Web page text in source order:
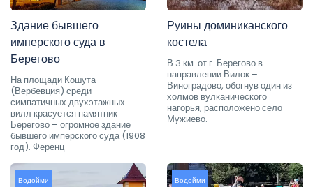
Здание бывшего
имперского суда в
Берегово
На площади Кошута
(Вербевция) среди
симпатичных двухэтажных
вилл красуется памятник
Берегово – огромное здание
бывшего имперского суда (1908
год). Ференц
Руины доминиканского
костела
В 3 км. от г. Берегово в
направлении Вилок –
Виноградово, обогнув один из
холмов вулканического
нагорья, расположено село
Мужиево.
Водойми Водойми